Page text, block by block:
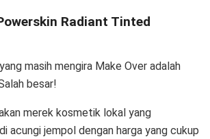
Radiant Tinted
masih mengira Make Over adalah
besar!
merek kosmetik lokal yang
acungi jempol dengan harga yang cukup